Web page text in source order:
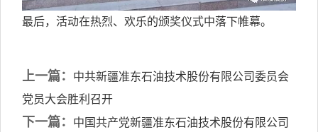
最后，活动在热烈、欢乐的颁奖仪式中落下帷幕。
上一篇：
中共新疆准东石油技术股份有限公司委员会
党员大会胜利召开
下一篇：
中国共产党新疆准东石油技术股份有限公司